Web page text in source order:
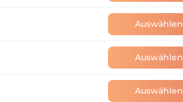
Auswählen
Auswählen
Auswählen